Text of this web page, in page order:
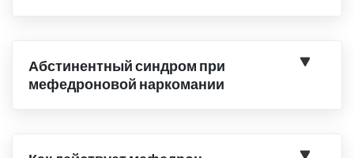
Абстинентный синдром при
мефедроновой наркомании